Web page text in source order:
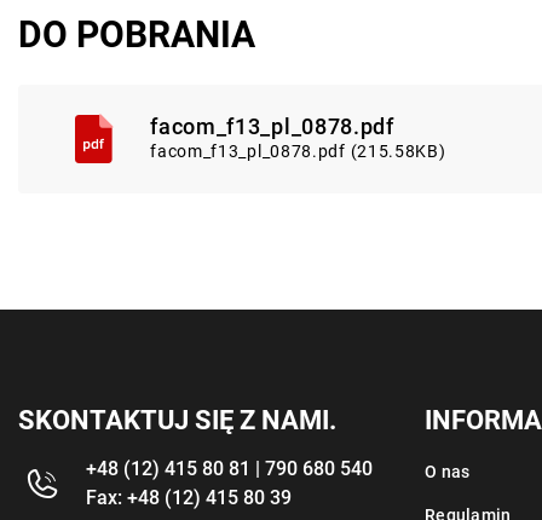
DO POBRANIA
facom_f13_pl_0878.pdf
facom_f13_pl_0878.pdf (215.58KB)
SKONTAKTUJ SIĘ Z NAMI.
+48 (12) 415 80 81 | 790 680 540
Fax: +48 (12) 415 80 39
O nas
Regulamin